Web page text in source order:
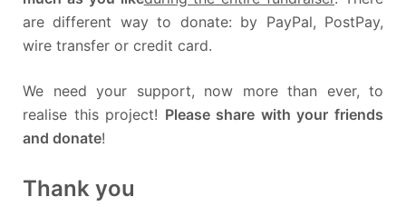
are different way to donate: by PayPal, PostPay,
wire transfer or credit card.
We need your support, now more than ever, to
realise this project! Please share with your friends
and donate!
Thank you